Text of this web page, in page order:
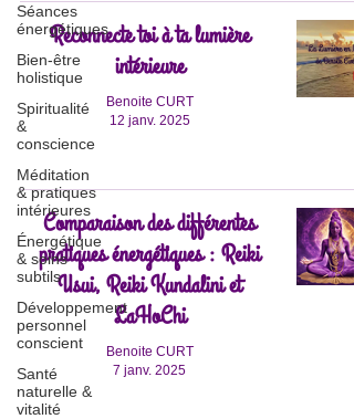
Séances
énergétiques
Bien-être
holistique
Spiritualité
&
conscience
Méditation
& pratiques
intérieures
Énergétique
& soins
subtils
Développement
personnel
conscient
Santé
naturelle &
vitalité
Reconnecte toi à ta lumière
intérieure
Benoite CURT
12 janv. 2025
Comparaison des différentes
pratiques énergétiques : Reiki
Usui, Reiki Kundalini et
LaHoChi
Benoite CURT
7 janv. 2025